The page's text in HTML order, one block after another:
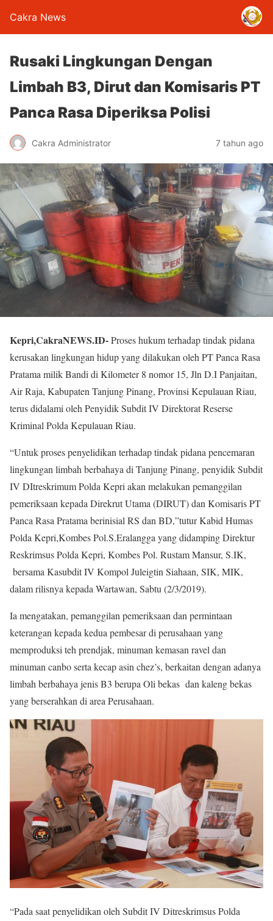
Cakra News
Rusaki Lingkungan Dengan
Limbah B3, Dirut dan Komisaris PT
Panca Rasa Diperiksa Polisi
Cakra Administrator 7 tahun ago
Kepri,CakraNEWS.ID-Proses hukum terhadap tindak pidana
kerusakan lingkungan hidup yang dilakukan oleh PT Panca Rasa
Pratama milik Bandi di Kilometer 8 nomor 15, Jln D.I Panjaitan,
Air Raja, Kabupaten Tanjung Pinang, Provinsi Kepulauan Riau,
terus didalami oleh Penyidik Subdit IV Direktorat Reserse
Kriminal Polda Kepulauan Riau.
“Untuk proses penyelidikan terhadap tindak pidana pencemaran
lingkungan limbah berbahaya di Tanjung Pinang, penyidik Subdit
IV DItreskrimum Polda Kepri akan melakukan pemanggilan
pemeriksaan kepada Direkrut Utama (DIRUT) dan Komisaris PT
Panca Rasa Pratama berinisial RS dan BD,”tutur Kabid Humas
Polda Kepri,Kombes Pol.S.Eralangga yang didamping Direktur
Reskrimsus Polda Kepri, Kombes Pol. Rustam Mansur, S.IK,
bersama Kasubdit IV Kompol Juleigtin Siahaan, SIK, MIK,
dalam rilisnya kepada Wartawan, Sabtu (2/3/2019).
Ia mengatakan, pemanggilan pemeriksaan dan permintaan
keterangan kepada kedua pembesar di perusahaan yang
memproduksi teh prendjak, minuman kemasan ravel dan
minuman canbo serta kecap asin chez’s, berkaitan dengan adanya
limbah berbahaya jenis B3 berupa Oli bekas dan kaleng bekas
yang berserahkan di area Perusahaan.
“Pada saat penyelidikan oleh Subdit IV Ditreskrimsus Polda